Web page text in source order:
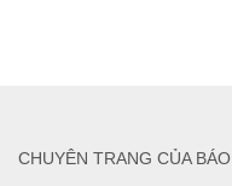
CHUYÊN TRANG CỦA BÁO